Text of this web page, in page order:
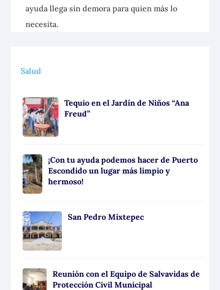
ayuda llega sin demora para quien más lo
necesita.
Salud
Tequio en el Jardín de Niños “Ana
Freud”
¡Con tu ayuda podemos hacer de Puerto
Escondido un lugar más limpio y
hermoso!
San Pedro Mixtepec
Reunión con el Equipo de Salvavidas de
Protección Civil Municipal